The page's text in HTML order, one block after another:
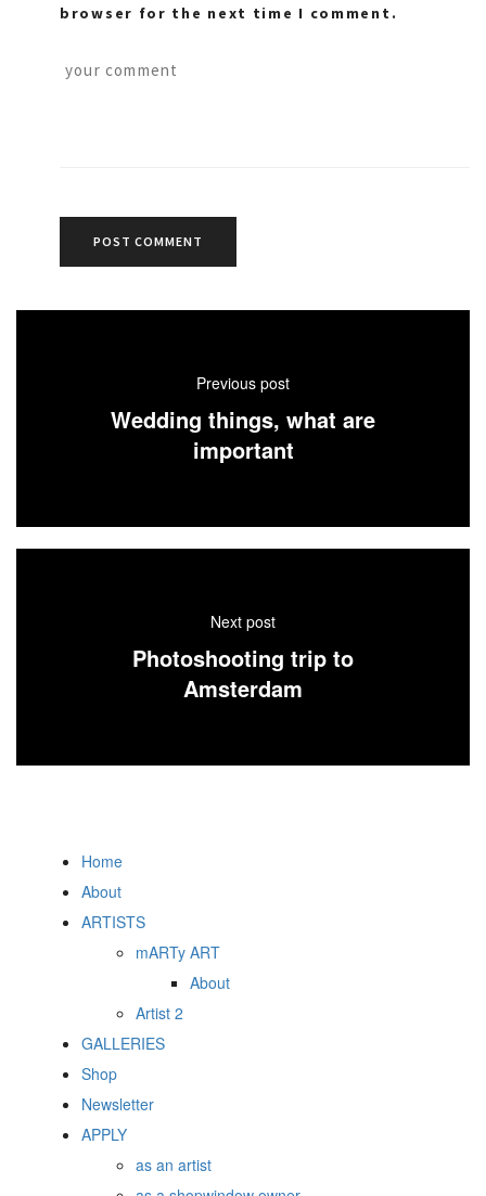
browser for the next time I comment.
Previous post
Wedding things, what are
important
Next post
Photoshooting trip to
Amsterdam
Home
About
ARTISTS
mARTy ART
About
Artist 2
GALLERIES
Shop
Newsletter
APPLY
as an artist